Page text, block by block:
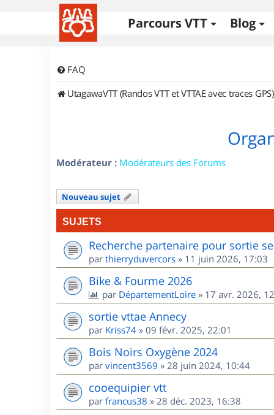
Parcours VTT Blog
FAQ
UtagawaVTT (Randos VTT et VTTAE avec traces GPS)
Modérateur : Modérateurs des Forums
Nouveau sujet
SUJETS
Recherche partenaire pour sortie
par thierryduvercors » 11 juin 2026, 17:03
Bike & Fourme 2026
par DépartementLoire » 17 avr. 2026,
sortie vttae Annecy
par Kriss74 » 09 févr. 2025, 22:01
Bois Noirs Oxygène 2024
par vincent3569 » 28 juin 2024, 10:44
cooequipier vtt
par francus38 » 28 déc. 2023, 16:38